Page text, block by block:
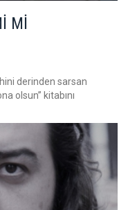
Mİ
derinden sarsan
olsun” kitabını